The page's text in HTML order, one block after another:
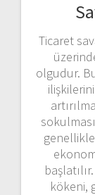
Ticaret
olgudur.
kökeni,